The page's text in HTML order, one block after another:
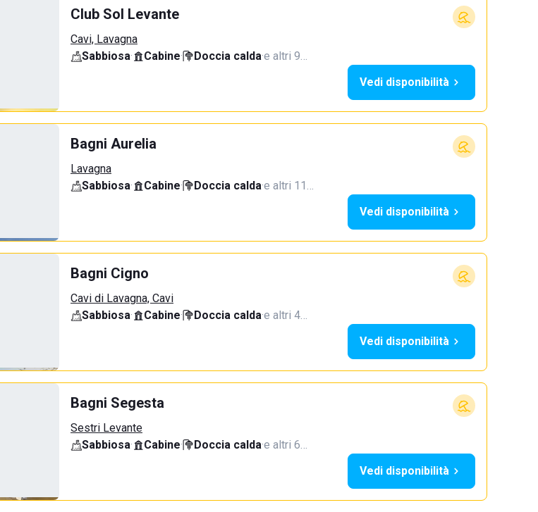
Club Sol Levante
Cavi, Lavagna
Sabbiosa· Cabine· Doccia calda·e altri 9…
Vedi disponibilità
Bagni Aurelia
Lavagna
Sabbiosa· Cabine· Doccia calda·e altri 11…
Vedi disponibilità
Bagni Cigno
Cavi di Lavagna, Cavi
Sabbiosa· Cabine· Doccia calda·e altri 4…
Vedi disponibilità
Bagni Segesta
Sestri Levante
Sabbiosa· Cabine· Doccia calda·e altri 6…
Vedi disponibilità